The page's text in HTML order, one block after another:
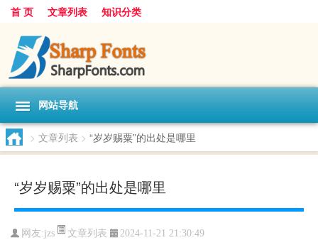
首 页 文章列表 知识分类
网站导航
> 文章列表 > “岁岁赐粟”的出处是哪里
“岁岁赐粟”的出处是哪里
网友:jzs 文章列表 2024-11-21 21:30:49